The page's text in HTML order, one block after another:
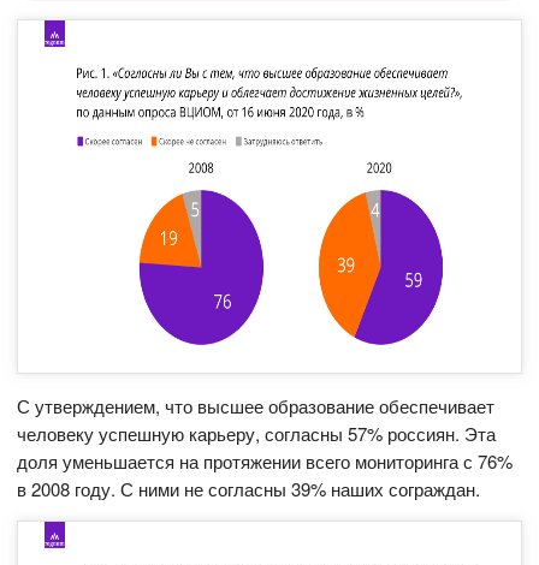
С утверждением, что высшее образование обеспечивает
человеку успешную карьеру, согласны 57% россиян. Эта
доля уменьшается на протяжении всего мониторинга с 76%
в 2008 году. С ними не согласны 39% наших сограждан.